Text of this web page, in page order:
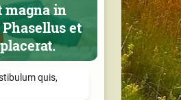
magna in
et
quis,